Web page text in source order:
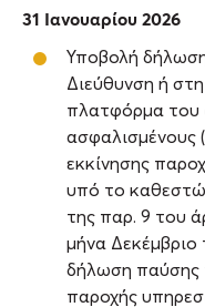
31 Ιανουαρίου 2026
Υποβολή
Διεύθυνση ή
πλατφόρμα του
ασφαλισμένους
εκκίνησης
υπό το
της παρ. 9 του
μήνα Δεκέμβριο
δήλωση
παροχής